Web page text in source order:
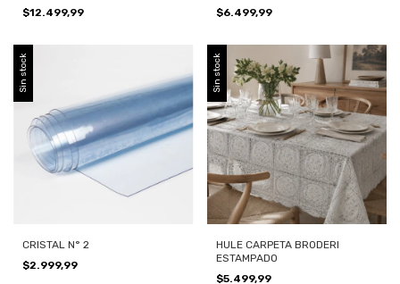
$12.499,99
$6.499,99
Sin stock
CRISTAL N° 2
$2.999,99
Sin stock
HULE CARPETA BRODERI
ESTAMPADO
$5.499,99